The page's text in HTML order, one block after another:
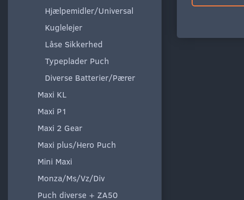
Hjælpemidler/Universal
Kuglelejer
Låse Sikkerhed
Typeplader Puch
Diverse Batterier/Pærer
Maxi KL
Maxi P1
Maxi 2 Gear
Maxi plus/Hero Puch
Mini Maxi
Monza/Ms/Vz/Div
Puch diverse + ZA50